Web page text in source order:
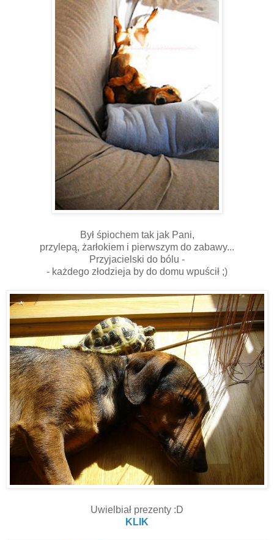
Był śpiochem tak jak Pani,
przylepą, żarłokiem i pierwszym do zabawy...
Przyjacielski do bólu -
- każdego złodzieja by do domu wpuścił ;)
Uwielbiał prezenty :D
KLIK